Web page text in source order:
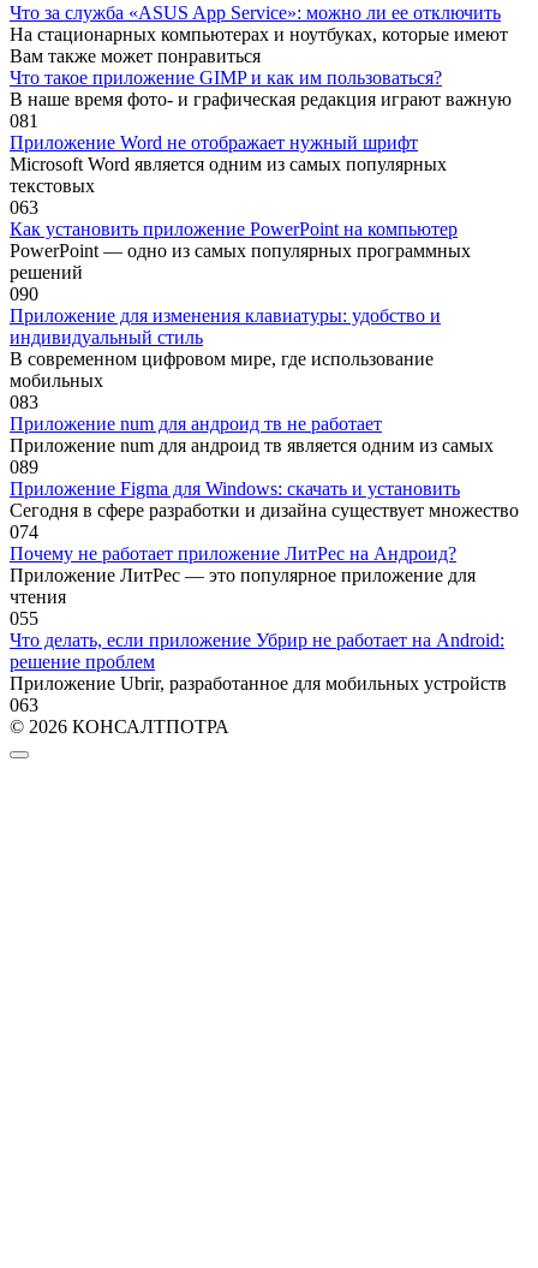
Что за служба «ASUS App Service»: можно ли ее отключить
На стационарных компьютерах и ноутбуках, которые имеют
Вам также может понравиться
Что такое приложение GIMP и как им пользоваться?
В наше время фото- и графическая редакция играют важную
081
Приложение Word не отображает нужный шрифт
Microsoft Word является одним из самых популярных
текстовых
063
Как установить приложение PowerPoint на компьютер
PowerPoint — одно из самых популярных программных
решений
090
Приложение для изменения клавиатуры: удобство и
индивидуальный стиль
В современном цифровом мире, где использование
мобильных
083
Приложение num для андроид тв не работает
Приложение num для андроид тв является одним из самых
089
Приложение Figma для Windows: скачать и установить
Сегодня в сфере разработки и дизайна существует множество
074
Почему не работает приложение ЛитРес на Андроид?
Приложение ЛитРес — это популярное приложение для
чтения
055
Что делать, если приложение Убрир не работает на Android:
решение проблем
Приложение Ubrir, разработанное для мобильных устройств
063
© 2026 КОНСАЛТПОТРА